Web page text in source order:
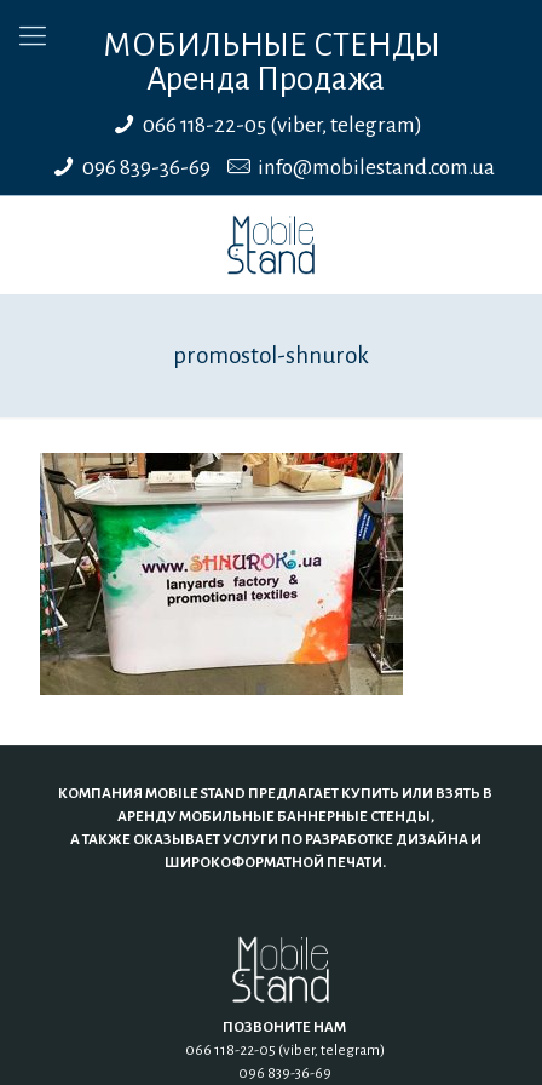
МОБИЛЬНЫЕ СТЕНДЫ
Аренда Продажа
066 118-22-05 (viber, telegram)
096 839-36-69
info@mobilestand.com.ua
promostol-shnurok
КОМПАНИЯ MOBILE STAND ПРЕДЛАГАЕТ КУПИТЬ ИЛИ ВЗЯТЬ В
АРЕНДУ МОБИЛЬНЫЕ БАННЕРНЫЕ СТЕНДЫ,
А ТАКЖЕ ОКАЗЫВАЕТ УСЛУГИ ПО РАЗРАБОТКЕ ДИЗАЙНА И
ШИРОКОФОРМАТНОЙ ПЕЧАТИ.
ПОЗВОНИТЕ НАМ
066 118-22-05 (viber, telegram)
096 839-36-69